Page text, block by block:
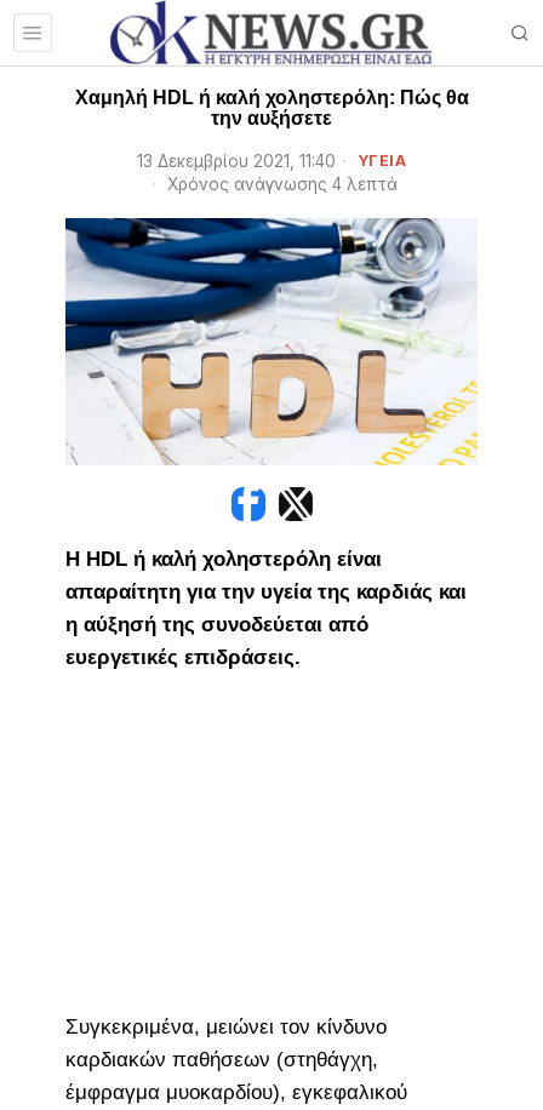
Χαμηλή HDL ή καλή χοληστερόλη: Πώς θα
την αυξήσετε
13 Δεκεμβρίου 2021, 11:40 ΥΓΕΙΑ
Χρόνος ανάγνωσης 4 λεπτά
Η HDL ή καλή χοληστερόλη είναι
απαραίτητη για την υγεία της καρδιάς και
η αύξησή της συνοδεύεται από
ευεργετικές επιδράσεις.
Συγκεκριμένα, μειώνει τον κίνδυνο
καρδιακών παθήσεων (στηθάγχη,
έμφραγμα μυοκαρδίου), εγκεφαλικού